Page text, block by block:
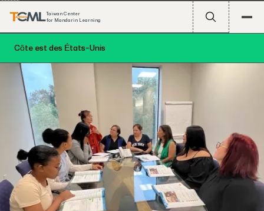
Taiwan Center
for Mandarin Learning
Côte est des États-Unis